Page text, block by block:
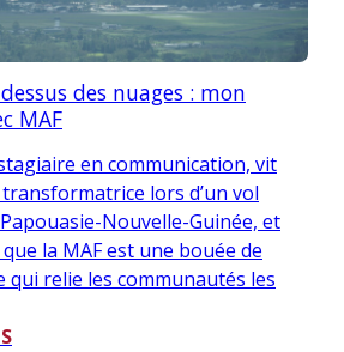
des nuages : mon
MAF
en communication, vit
lors d’un vol
Nouvelle-Guinée, et
la MAF est une bouée de
qui relie les communautés les